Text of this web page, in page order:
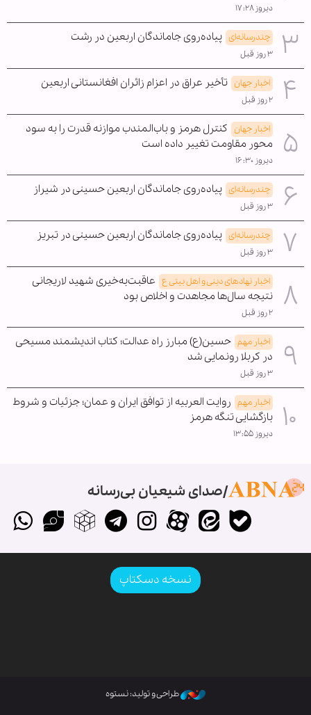
دیروز ۱۷:۲۸
چندرسانه‌ای پیاده‌روی جاماندگان اربعین در رشت
۳ روز قبل
اخبار جهان تأخیر عراق در اعزام زائران افغانستانی اربعین
۲ روز قبل
اخبار جهان کنترل هرمز و باب‌المندب موازنه قدرت را به سود
محور مقاومت تغییر داده است
دیروز ۱۶:۳۰
چندرسانه‌ای پیاده‌روی جاماندگان اربعین حسینی در شیراز
۳ روز قبل
چندرسانه‌ای پیاده‌روی جاماندگان اربعین حسینی در تبریز
۳ روز قبل
اخبار نهادهای دینی و اهل بیتی ع عاقبت‌به‌خیری شهید لاریجانی
نتیجه سال‌ها مجاهدت و اخلاص بود
۲ روز قبل
اخبار مهم حسین(ع) مبارز راه عدالت؛ کتاب اندیشمند مسیحی
در کربلا رونمایی شد
۳ روز قبل
اخبار مهم روایت العربیه از توافق ایران و عمان؛ جزئیات و شروط
بازگشایی تنگه هرمز
دیروز ۱۳:۵۵
صدای شیعیان بی‌رسانه
نسخه دسکتاپ
طراحی و تولید: نستوه